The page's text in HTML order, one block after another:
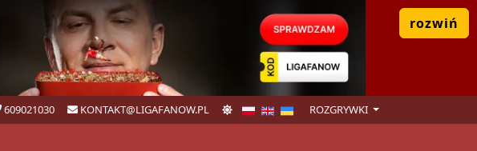
rozwiń
609021030 KONTAKT@LIGAFANOW.PL ROZGRYWKI